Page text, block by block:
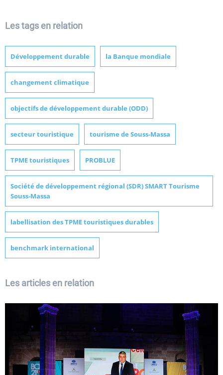
Les tags en relation
Développement durable la Banque mondiale
changement climatique
objectifs de développement durable (ODD)
secteur touristique tourisme de Souss-Massa
TPME touristiques PROBLUE
Société de développement régional (SDR) SMART Tourisme
Souss-Massa
labellisation des TPME touristiques durables
benchmark international
Les articles en relation